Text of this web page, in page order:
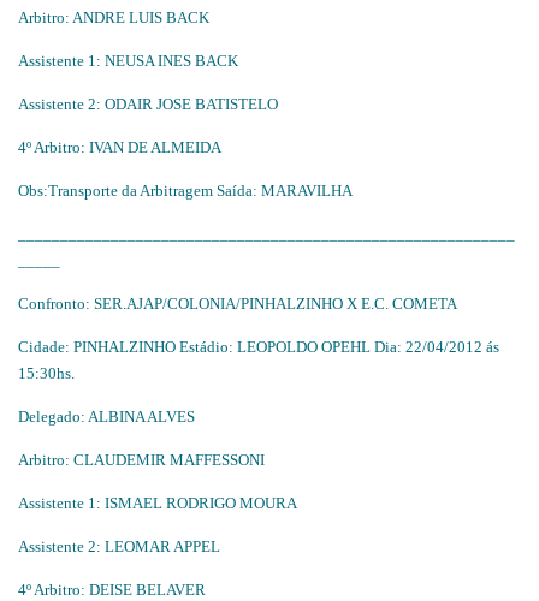
Arbitro: ANDRE LUIS BACK
Assistente 1: NEUSA INES BACK
Assistente 2: ODAIR JOSE BATISTELO
4º Arbitro: IVAN DE ALMEIDA
Obs:Transporte da Arbitragem Saída: MARAVILHA
Confronto: SER.AJAP/COLONIA/PINHALZINHO X E.C. COMETA
Cidade: PINHALZINHO Estádio: LEOPOLDO OPEHL Dia: 22/04/2012 ás
15:30hs.
Delegado: ALBINA ALVES
Arbitro: CLAUDEMIR MAFFESSONI
Assistente 1: ISMAEL RODRIGO MOURA
Assistente 2: LEOMAR APPEL
4º Arbitro: DEISE BELAVER